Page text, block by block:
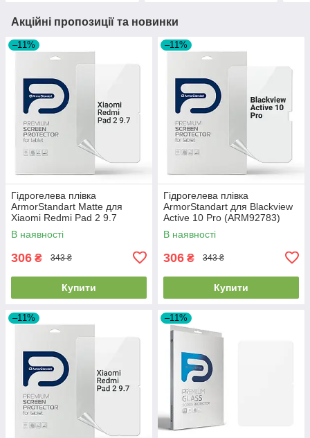
Акційні пропозиції та новинки
–11%
Гідрогелева плівка
ArmorStandart Matte для
Xiaomi Redmi Pad 2 9.7
(ARM92787)
В наявності
306 ₴ 343 ₴
Купити
–11%
Гідрогелева плівка
ArmorStandart для Blackview
Active 10 Pro (ARM92783)
В наявності
306 ₴ 343 ₴
Купити
–11% –11%